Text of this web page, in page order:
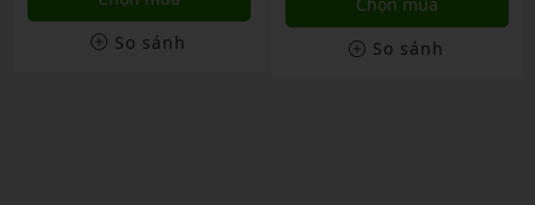
So sánh
So sánh